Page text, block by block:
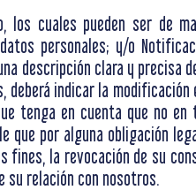
los cuales pueden ser de
personales; y/o
descripción clara y precisa
deberá indicar la
tenga en cuenta que no
que por alguna obligación
fines, la revocación de su
su relación con nosotros.